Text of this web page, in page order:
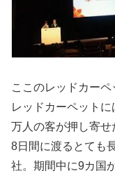
ここのレッドカー
レッドカーペット
万人の客が押し寄せ
8日間に渡るとても
社。期間中に9カ国